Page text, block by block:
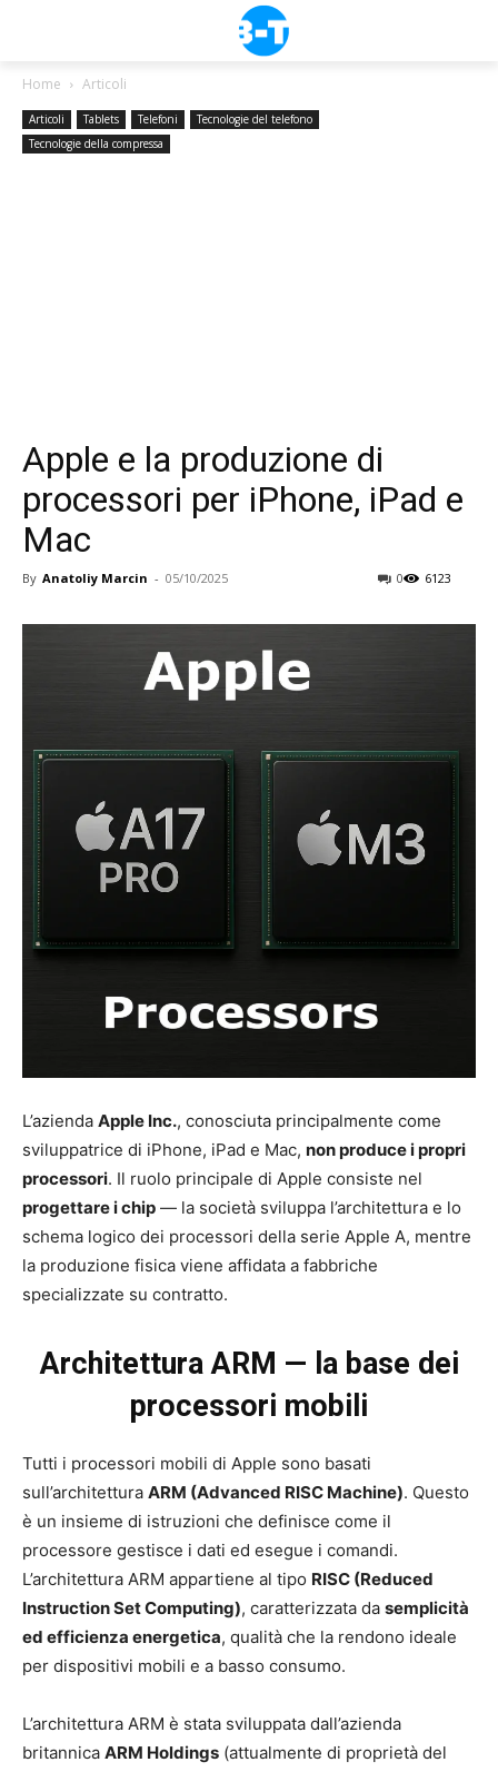
Home Articoli
Articoli Tablets Telefoni
Tecnologie del telefono
Tecnologie della compressa
Apple e la produzione di
processori per iPhone, iPad e
Mac
By Anatoliy Marcin - 05/10/2025 6123
0
L’azienda Apple Inc., conosciuta principalmente come
sviluppatrice di iPhone, iPad e Mac, non produce i propri
processori. Il ruolo principale di Apple consiste nel
progettare i chip — la società sviluppa l’architettura e lo
schema logico dei processori della serie Apple A, mentre
la produzione fisica viene affidata a fabbriche
specializzate su contratto.
Architettura ARM — la base dei
processori mobili
Tutti i processori mobili di Apple sono basati
sull’architettura ARM (Advanced RISC Machine). Questo
è un insieme di istruzioni che definisce come il
processore gestisce i dati ed esegue i comandi.
L’architettura ARM appartiene al tipo RISC (Reduced
Instruction Set Computing), caratterizzata da semplicità
ed efficienza energetica, qualità che la rendono ideale
per dispositivi mobili e a basso consumo.
L’architettura ARM è stata sviluppata dall’azienda
britannica ARM Holdings (attualmente di proprietà del